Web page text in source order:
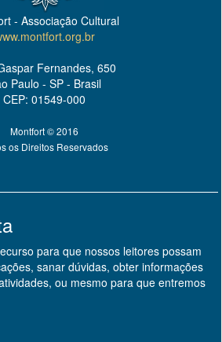
- Associação Cultural
Fernandes, 650
Paulo - SP - Brasil
CEP: 01549-000
Montfort © 2016
os Direitos Reservados
para que nossos leitores possam
sanar dúvidas, obter informações
ou mesmo para que entremos